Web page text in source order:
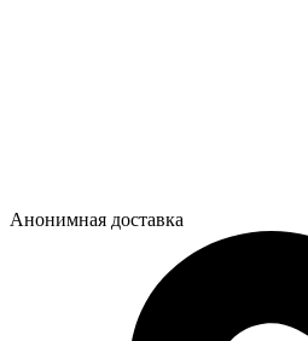
Анонимная доставка